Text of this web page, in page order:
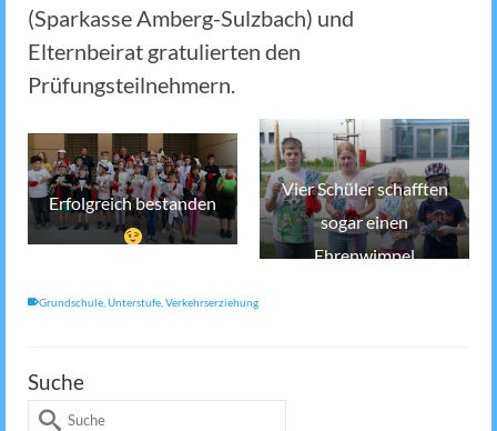
(Sparkasse Amberg-Sulzbach) und
Elternbeirat gratulierten den
Prüfungsteilnehmern.
Erfolgreich bestanden
Vier Schüler schafften
sogar einen
Ehrenwimpel
Grundschule Unterstufe Verkehrserziehung
Suche
Suche